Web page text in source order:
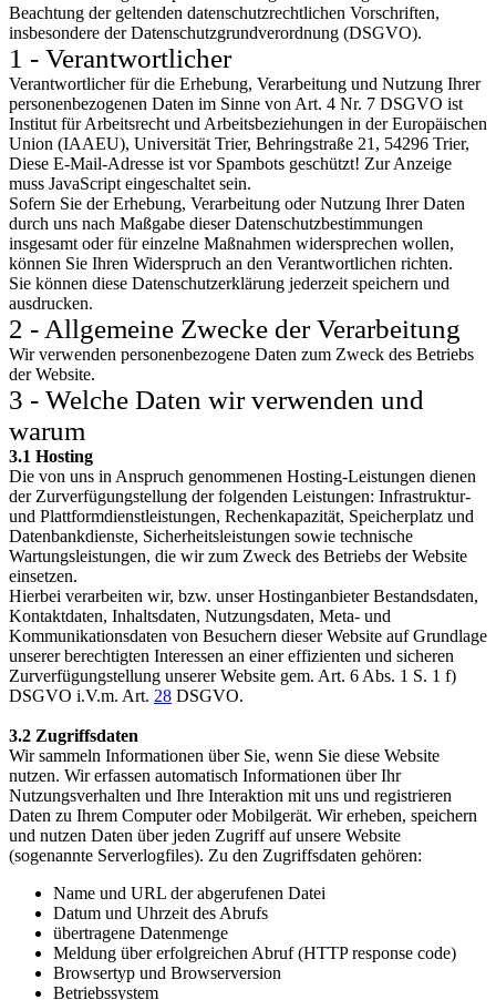
Beachtung der geltenden datenschutzrechtlichen Vorschriften,
insbesondere der Datenschutzgrundverordnung (DSGVO).
1 - Verantwortlicher
Verantwortlicher für die Erhebung, Verarbeitung und Nutzung Ihrer
personenbezogenen Daten im Sinne von Art. 4 Nr. 7 DSGVO ist
Institut für Arbeitsrecht und Arbeitsbeziehungen in der Europäischen
Union (IAAEU), Universität Trier, Behringstraße 21, 54296 Trier,
Diese E-Mail-Adresse ist vor Spambots geschützt! Zur Anzeige
muss JavaScript eingeschaltet sein.
Sofern Sie der Erhebung, Verarbeitung oder Nutzung Ihrer Daten
durch uns nach Maßgabe dieser Datenschutzbestimmungen
insgesamt oder für einzelne Maßnahmen widersprechen wollen,
können Sie Ihren Widerspruch an den Verantwortlichen richten.
Sie können diese Datenschutzerklärung jederzeit speichern und
ausdrucken.
2 - Allgemeine Zwecke der Verarbeitung
Wir verwenden personenbezogene Daten zum Zweck des Betriebs
der Website.
3 - Welche Daten wir verwenden und
warum
3.1 Hosting
Die von uns in Anspruch genommenen Hosting-Leistungen dienen
der Zurverfügungstellung der folgenden Leistungen: Infrastruktur-
und Plattformdienstleistungen, Rechenkapazität, Speicherplatz und
Datenbankdienste, Sicherheitsleistungen sowie technische
Wartungsleistungen, die wir zum Zweck des Betriebs der Website
einsetzen.
Hierbei verarbeiten wir, bzw. unser Hostinganbieter Bestandsdaten,
Kontaktdaten, Inhaltsdaten, Nutzungsdaten, Meta- und
Kommunikationsdaten von Besuchern dieser Website auf Grundlage
unserer berechtigten Interessen an einer effizienten und sicheren
Zurverfügungstellung unserer Website gem. Art. 6 Abs. 1 S. 1 f)
DSGVO i.V.m. Art. 28 DSGVO.
3.2 Zugriffsdaten
Wir sammeln Informationen über Sie, wenn Sie diese Website
nutzen. Wir erfassen automatisch Informationen über Ihr
Nutzungsverhalten und Ihre Interaktion mit uns und registrieren
Daten zu Ihrem Computer oder Mobilgerät. Wir erheben, speichern
und nutzen Daten über jeden Zugriff auf unsere Website
(sogenannte Serverlogfiles). Zu den Zugriffsdaten gehören:
Name und URL der abgerufenen Datei
Datum und Uhrzeit des Abrufs
übertragene Datenmenge
Meldung über erfolgreichen Abruf (HTTP response code)
Browsertyp und Browserversion
Betriebssystem